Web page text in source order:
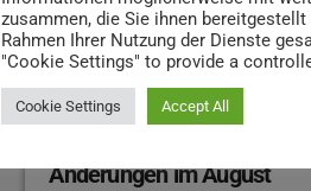
Änderungen im August
zusammen, die Sie ihnen
Rahmen Ihrer Nutzung der Dienste
"Cookie Settings" to provide a
Cookie Settings Accept All